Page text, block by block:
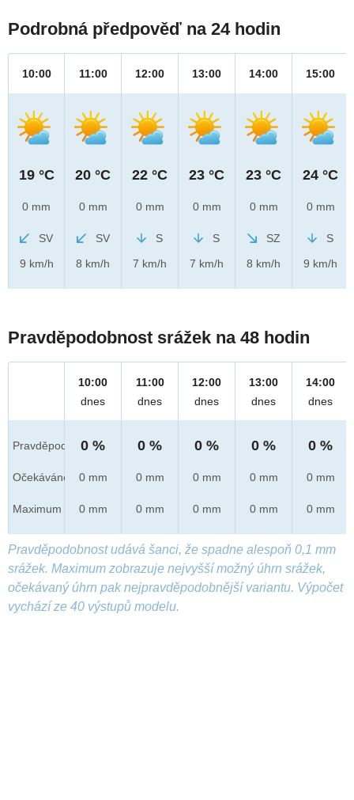
Podrobná předpověď na 24 hodin
10:00
19 °C
0 mm
SV
9 km/h
11:00
20 °C
0 mm
SV
8 km/h
12:00
22 °C
0 mm
S
7 km/h
13:00
23 °C
0 mm
S
7 km/h
14:00
23 °C
0 mm
SZ
8 km/h
15:00
24 °C
0 mm
S
9 km/h
Pravděpodobnost srážek na 48 hodin
Pravděpod.
Očekáváno
Maximum
10:00
dnes
0 %
0 mm
0 mm
11:00
dnes
0 %
0 mm
0 mm
12:00
dnes
0 %
0 mm
0 mm
13:00
dnes
0 %
0 mm
0 mm
14:00
dnes
0 %
0 mm
0 mm
Pravděpodobnost udává šanci, že spadne alespoň 0,1 mm
srážek. Maximum zobrazuje nejvyšší možný úhrn srážek,
očekávaný úhrn pak nejpravděpodobnější variantu. Výpočet
vychází ze 40 výstupů modelu.